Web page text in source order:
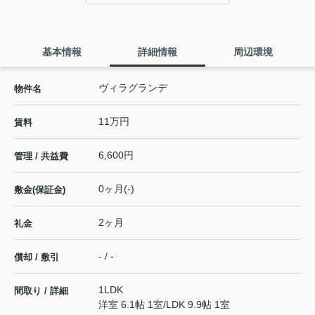
基本情報 詳細情報 周辺環境
物件名 ヴィラグランデ
賃料 11万円
管理 / 共益費 6,600円
敷金(保証金) 0ヶ月(-)
礼金 2ヶ月
償却 / 敷引 - / -
間取り / 詳細
1LDK
洋室 6.1帖 1室/LDK 9.9帖 1室